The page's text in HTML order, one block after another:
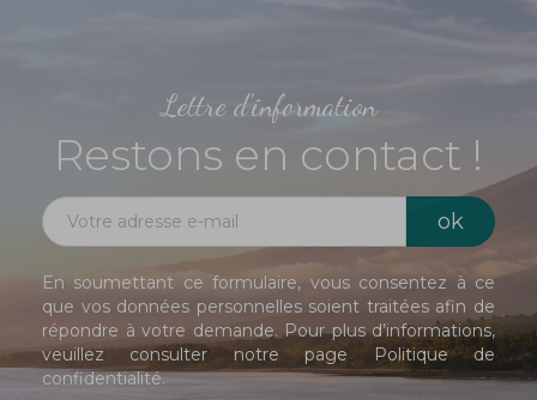
Lettre d'information
Restons en contact !
En soumettant ce formulaire, vous consentez à ce
que vos données personnelles soient traitées afin de
répondre à votre demande. Pour plus d’informations,
veuillez consulter notre page Politique de
confidentialité.